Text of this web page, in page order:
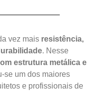
vez mais resistência,
. Nesse
estrutura metálica e
se um dos maiores
e profissionais de